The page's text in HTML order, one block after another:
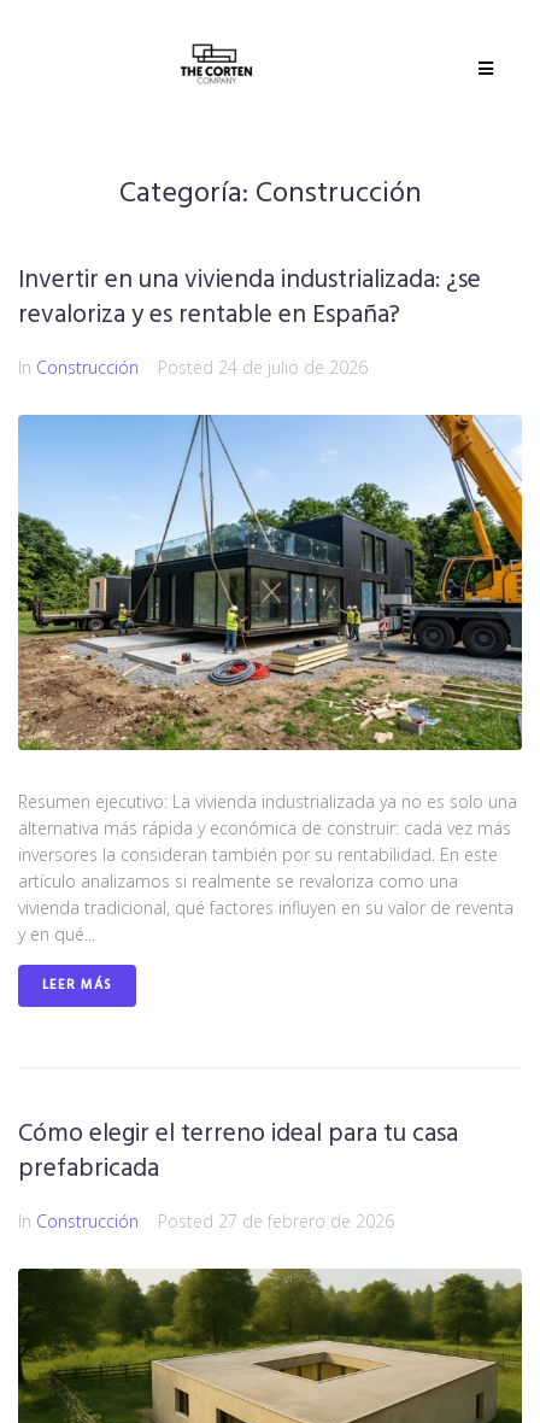
Categoría: Construcción
Invertir en una vivienda industrializada: ¿se
revaloriza y es rentable en España?
In Construcción Posted 24 de julio de 2026
Resumen ejecutivo: La vivienda industrializada ya no es solo una
alternativa más rápida y económica de construir: cada vez más
inversores la consideran también por su rentabilidad. En este
artículo analizamos si realmente se revaloriza como una
vivienda tradicional, qué factores influyen en su valor de reventa
y en qué...
LEER MÁS
Cómo elegir el terreno ideal para tu casa
prefabricada
In Construcción Posted 27 de febrero de 2026